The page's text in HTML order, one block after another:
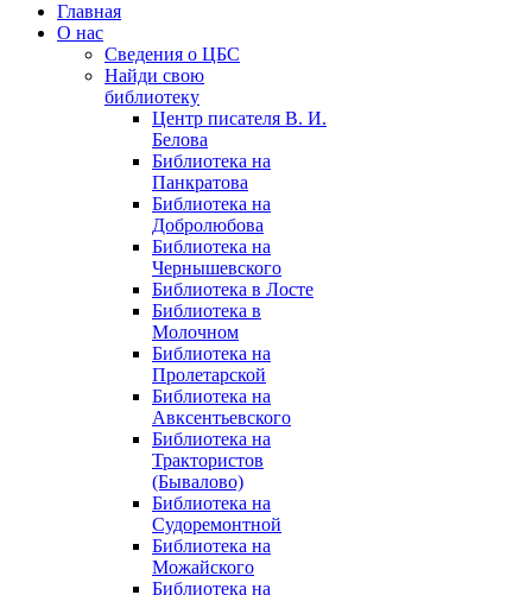
Главная
О нас
Сведения о ЦБС
Найди свою
библиотеку
Центр писателя В. И.
Белова
Библиотека на
Панкратова
Библиотека на
Добролюбова
Библиотека на
Чернышевского
Библиотека в Лосте
Библиотека в
Молочном
Библиотека на
Пролетарской
Библиотека на
Авксентьевского
Библиотека на
Трактористов
(Бывалово)
Библиотека на
Судоремонтной
Библиотека на
Можайского
Библиотека на